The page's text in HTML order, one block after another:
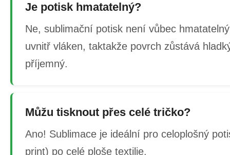
Je potisk hmatatelný?
Ne, sublimační potisk není vůbec
uvnitř vláken, taktakže povrch zůstává
příjemný.
Můžu tisknout přes celé tričko?
Ano! Sublimace je ideální pro celoplošný
print) po celé ploše textilie.